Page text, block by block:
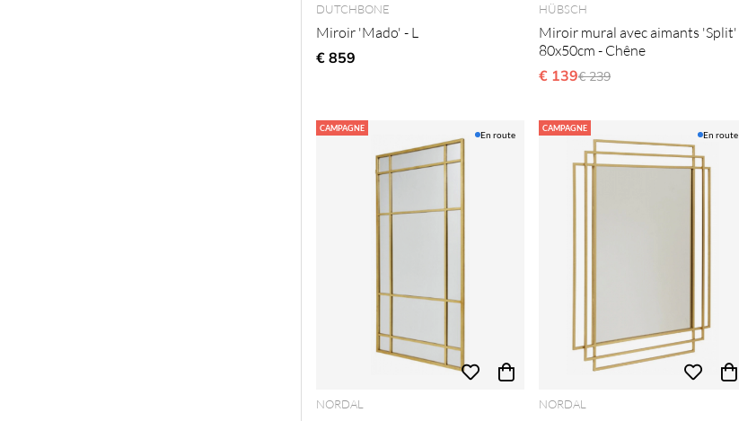
DUTCHBONE
Miroir 'Mado' - L
€ 859
HÜBSCH
Miroir mural avec aimants 'Split'
80x50cm - Chêne
€ 139Prix régulier:
€ 239
CAMPAGNE
En route
NORDAL
CAMPAGNE
En route
NORDAL